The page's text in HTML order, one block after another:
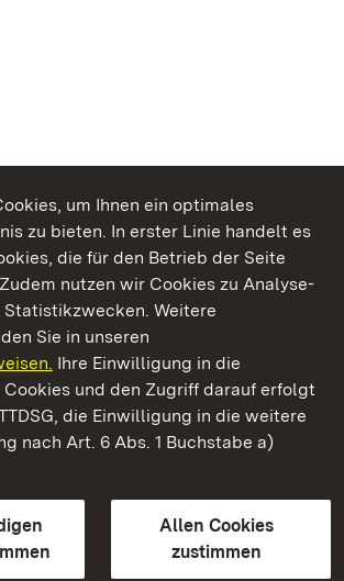
um Ihnen ein optimales
zu bieten. In erster Linie handelt es
die für den Betrieb der Seite
nutzen wir Cookies zu Analyse-
Statistikzwecken. Weitere
Sie in unseren
Ihre Einwilligung in die
und den Zugriff darauf erfolgt
die Einwilligung in die weitere
nach Art. 6 Abs. 1 Buchstabe a)
Allen Cookies
zustimmen
Genießen.
und Gärten Baden‑Württemberg
und Gärten Baden-Württemberg
Leichte Sprache
Seiten)